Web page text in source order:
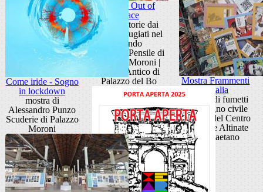
Mostra Out of
Place
Arte e storie dai
campi rifugiati nel
mondo
Giardino Pensile di
Palazzo Moroni |
Cortile Antico di
Palazzo del Bo
Come iride - Sogno
in lockdown
mostra di
Alessandro Punzo
Scuderie di Palazzo
Moroni
Mostra Frammenti
d’Italia
20 anni di fumetti
di impegno civile
Ballatoi del Centro
Culturale Altinate
San Gaetano